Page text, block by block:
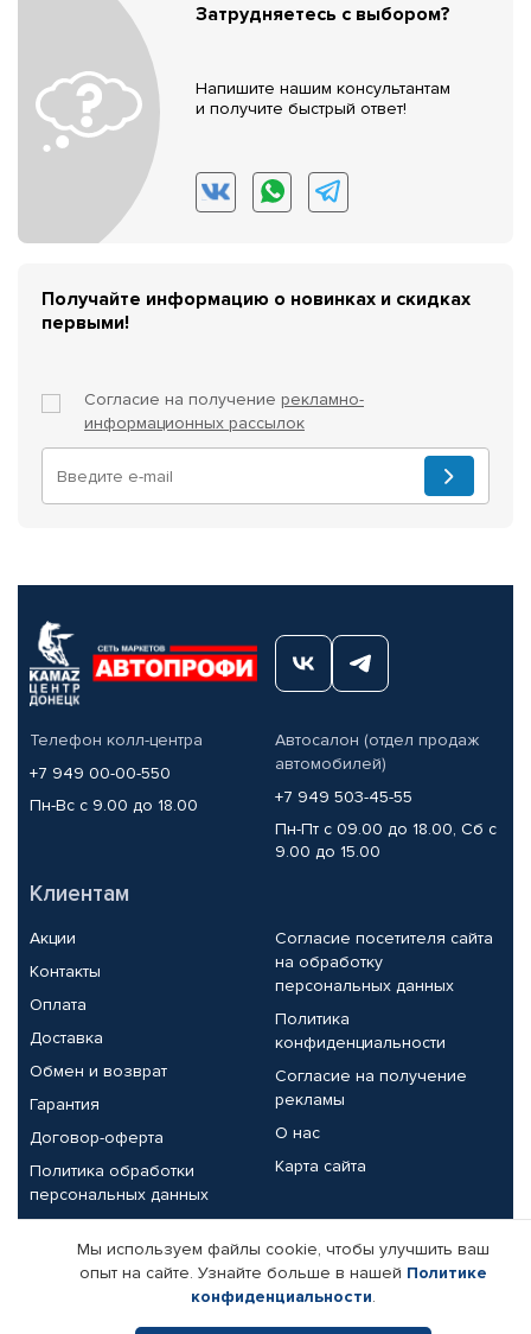
Затрудняетесь с выбором?
Напишите нашим консультантам
и получите быстрый ответ!
Получайте информацию о новинках и скидках
первыми!
Согласие на получение рекламно-
информационных рассылок
Телефон колл-центра
+7 949 00-00-550
Пн-Вс с 9.00 до 18.00
Автосалон (отдел продаж
автомобилей)
+7 949 503-45-55
Пн-Пт с 09.00 до 18.00, Сб с
9.00 до 15.00
Клиентам
Акции
Контакты
Оплата
Доставка
Обмен и возврат
Гарантия
Договор-оферта
Политика обработки
персональных данных
Согласие посетителя сайта
на обработку
персональных данных
Политика
конфиденциальности
Согласие на получение
рекламы
О нас
Карта сайта
Партнерам
Корпоративным клиентам
Поставщикам
Реквизиты компании
Мы используем файлы cookie, чтобы улучшить ваш
опыт на сайте. Узнайте больше в нашей Политике
конфиденциальности.